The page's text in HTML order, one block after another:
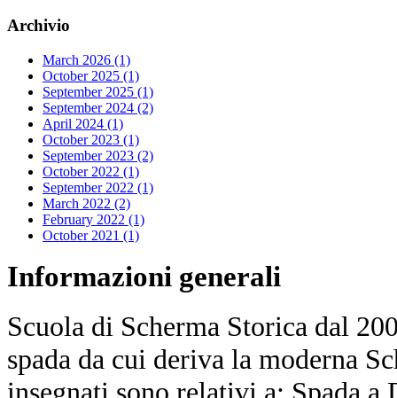
Archivio
March 2026 (1)
October 2025 (1)
September 2025 (1)
September 2024 (2)
April 2024 (1)
October 2023 (1)
September 2023 (2)
October 2022 (1)
September 2022 (1)
March 2022 (2)
February 2022 (1)
October 2021 (1)
Informazioni generali
Scuola di Scherma Storica dal
spada da cui deriva la moderna